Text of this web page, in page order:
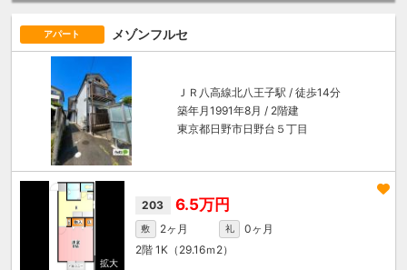
アパート メゾンフルセ
ＪＲ八高線北八王子駅 / 徒歩14分
築年月1991年8月 / 2階建
東京都日野市日野台５丁目
203 6.5万円
敷 2ヶ月 礼
0ヶ月
2階 1K（29.16ｍ 2）